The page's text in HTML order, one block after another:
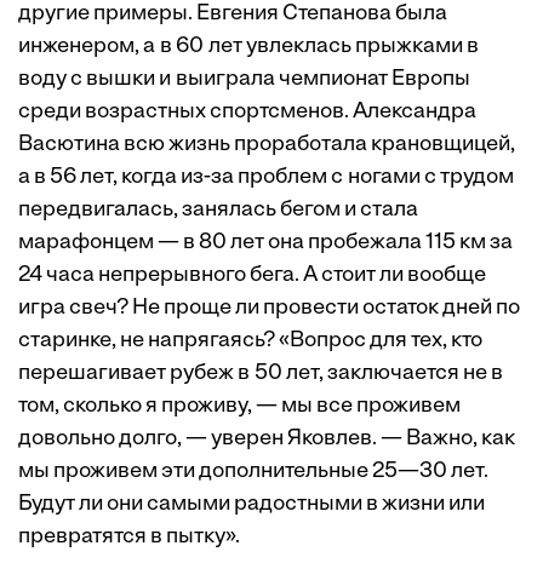
другие примеры. Евгения Степанова была
инженером, а в 60 лет увлеклась прыжками в
воду с вышки и вы­играла чемпионат Европы
среди возрастных спортсменов. Александра
Васютина всю жизнь проработала крановщицей,
а в 56 лет, когда из-за проблем с ногами с трудом
передвигалась, занялась бегом и стала
марафонцем — в 80 лет она пробежала 115 км за
24 часа непрерывного бега. А стоит ли вообще
игра свеч? Не проще ли провести остаток дней по
старинке, не напрягаясь? «Вопрос для тех, кто
перешагивает рубеж в 50 лет, заключается не в
том, сколько я проживу, — мы все проживем
довольно долго, — уверен Яковлев. — Важно, как
мы проживем эти дополнительные 25—30 лет.
Будут ли они самыми радостными в жизни или
превратятся в пытку».